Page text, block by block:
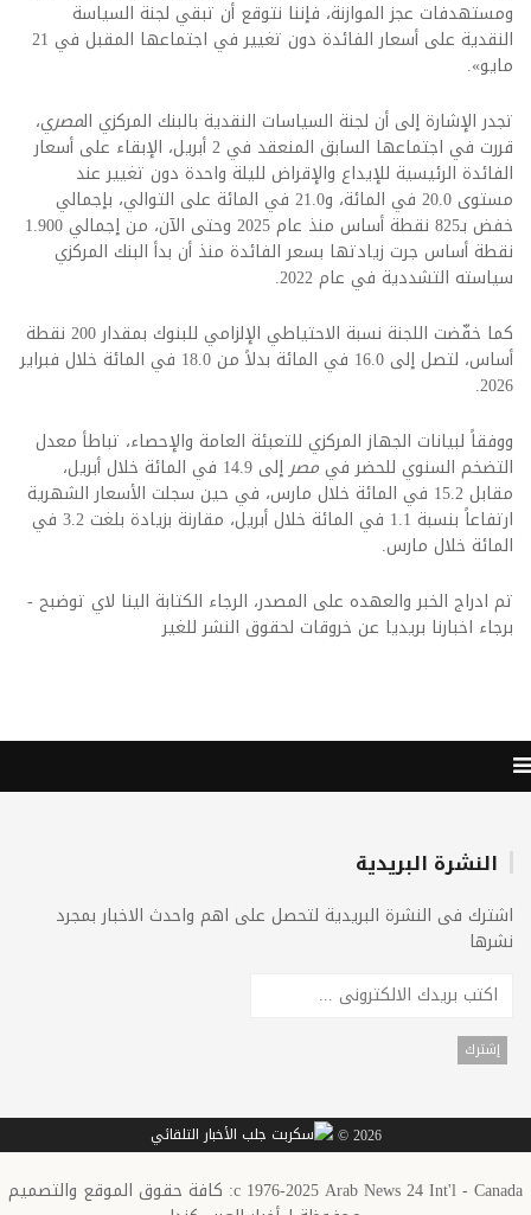
ومستهدفات عجز الموازنة، فإننا نتوقع أن تبقي لجنة السياسة
النقدية على أسعار الفائدة دون تغيير في اجتماعها المقبل في 21
مايو».
تجدر الإشارة إلى أن لجنة السياسات النقدية بالبنك المركزي المصري،
قررت في اجتماعها السابق المنعقد في 2 أبريل، الإبقاء على أسعار
الفائدة الرئيسية للإيداع والإقراض لليلة واحدة دون تغيير عند
مستوى 20.0 في المائة، و21.0 في المائة على التوالي، بإجمالي
خفض بـ825 نقطة أساس منذ عام 2025 وحتى الآن، من إجمالي 1.900
نقطة أساس جرت زيادتها بسعر الفائدة منذ أن بدأ البنك المركزي
سياسته التشددية في عام 2022.
كما خفّضت اللجنة نسبة الاحتياطي الإلزامي للبنوك بمقدار 200 نقطة
أساس، لتصل إلى 16.0 في المائة بدلاً من 18.0 في المائة خلال فبراير
2026.
ووفقاً لبيانات الجهاز المركزي للتعبئة العامة والإحصاء، تباطأ معدل
التضخم السنوي للحضر فيمصر
إلى 14.9 في المائة خلال أبريل،
مقابل 15.2 في المائة خلال مارس، في حين سجلت الأسعار الشهرية
ارتفاعاً بنسبة 1.1 في المائة خلال أبريل، مقارنة بزيادة بلغت 3.2 في
المائة خلال مارس.
تم ادراج الخبر والعهده على المصدر، الرجاء الكتابة الينا لاي توضبح -
برجاء اخبارنا بريديا عن خروقات لحقوق النشر للغير
النشرة البريدية
اشترك فى النشرة البريدية لتحصل على اهم واحدث الاخبار بمجرد
نشرها
2026 ©
c 1976-2025 Arab News 24 Int'l - Canada: كافة حقوق الموقع والتصميم